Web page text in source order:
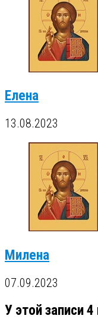
Елена
13.08.2023
Милена
07.09.2023
У этой записи